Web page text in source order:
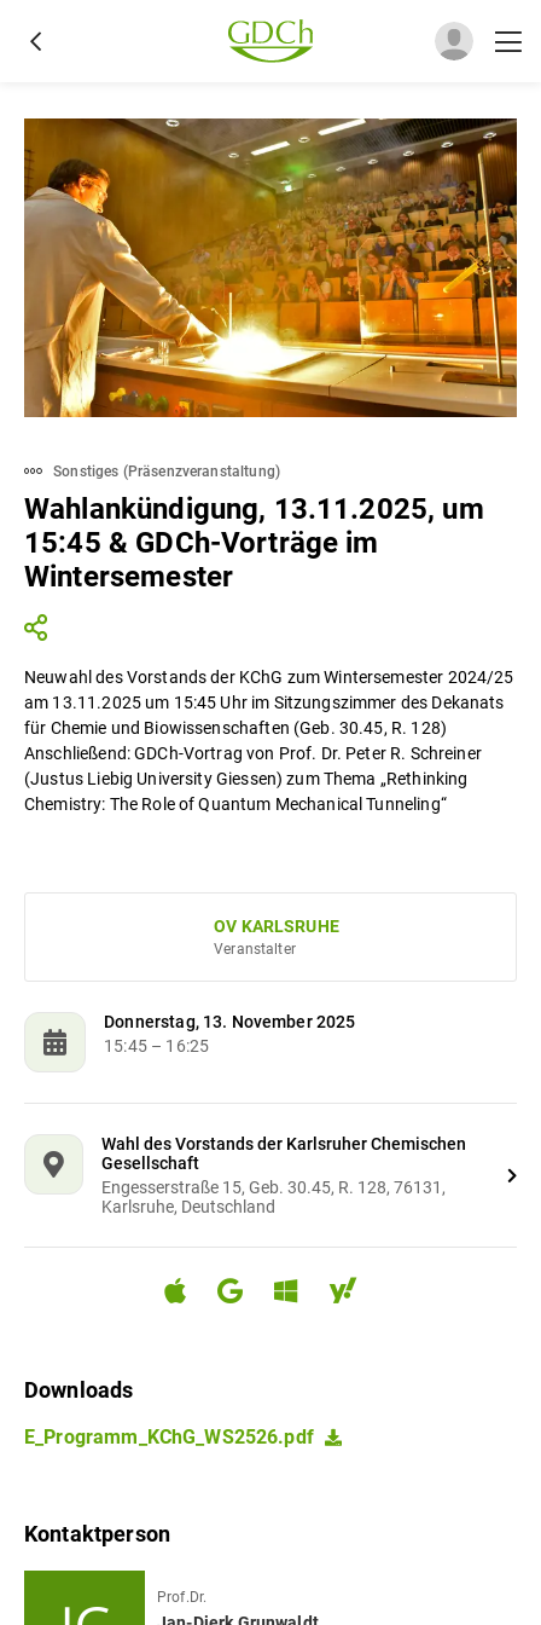
Sonstiges (Präsenzveranstaltung)
Wahlankündigung, 13.11.2025, um
15:45 & GDCh-Vorträge im
Wintersemester
Neuwahl des Vorstands der KChG zum Wintersemester 2024/25
am 13.11.2025 um 15:45 Uhr im Sitzungszimmer des Dekanats
für Chemie und Biowissenschaften (Geb. 30.45, R. 128)
Anschließend: GDCh-Vortrag von Prof. Dr. Peter R. Schreiner
(Justus Liebig University Giessen) zum Thema „Rethinking
Chemistry: The Role of Quantum Mechanical Tunneling“
Veranstalter
OV KARLSRUHE
Donnerstag, 13. November 2025
15:45– 16:25
Wahl des Vorstands der Karlsruher Chemischen
Gesellschaft
Engesserstraße 15, Geb. 30.45, R. 128, 76131,
Karlsruhe, Deutschland
Downloads
E_Programm_KChG_WS2526.pdf
Kontaktperson
Prof.Dr.